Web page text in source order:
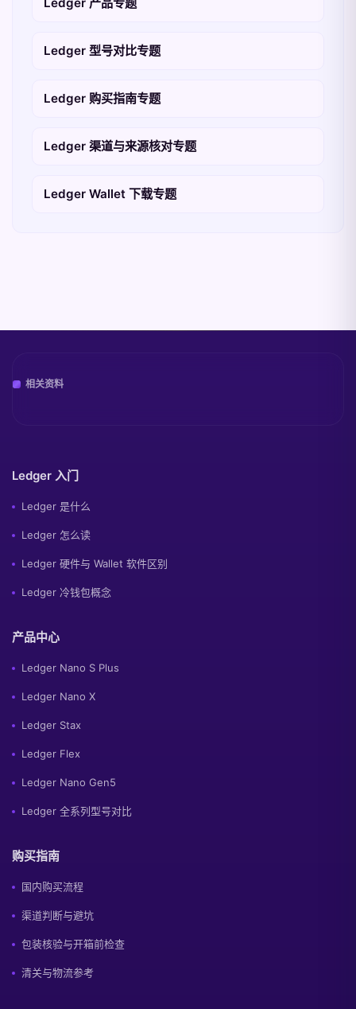
Ledger 型号对比专题
Ledger 购买指南专题
Ledger 渠道与来源核对专题
Ledger Wallet 下载专题
相关资料
Ledger 入门
Ledger 是什么
Ledger 怎么读
Ledger 硬件与 Wallet 软件区别
Ledger 冷钱包概念
产品中心
Ledger Nano S Plus
Ledger Nano X
Ledger Stax
Ledger Flex
Ledger Nano Gen5
Ledger 全系列型号对比
购买指南
国内购买流程
渠道判断与避坑
包装核验与开箱前检查
清关与物流参考